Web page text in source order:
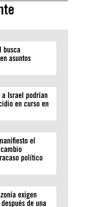
busca
asuntos
a Israel podrían
en curso en
el
político
exigen
de una